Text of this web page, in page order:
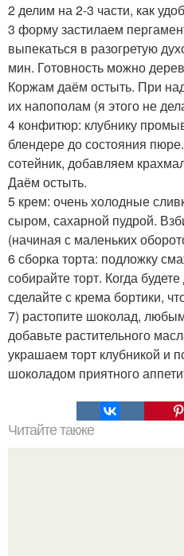
2 делим на 2-3 части, как
3 форму застилаем
выпекаться в разогретую
мин. Готовность можно
Коржам даём остыть. При
их напополам (я этого не
4 конфитюр: клубнику
блендере до состояния
сотейник, добавляем
Даём остыть.
5 крем: очень холодные
сыром, сахарной пудрой.
(начиная с маленьких
6 сборка торта: подложку
собирайте торт. Когда
сделайте с крема бортики,
7) растопите шоколад,
добавьте растительного
украшаем торт клубникой и
шоколадом приятного
Читайте также